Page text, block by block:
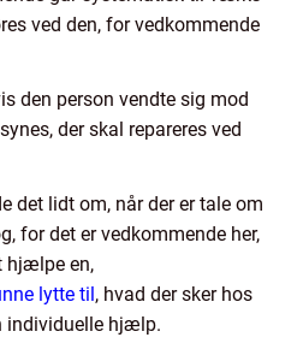
ved den, for vedkommende
den person vendte sig mod
der skal repareres ved
det lidt om, når der er tale om
for det er vedkommende her,
hjælpe en,
lytte til, hvad der sker hos
individuelle hjælp.